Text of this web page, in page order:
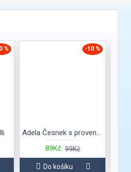
% -10 %
Adela Česnek s provensálskými bylinkami
89Kč 99Kč
Do košíku